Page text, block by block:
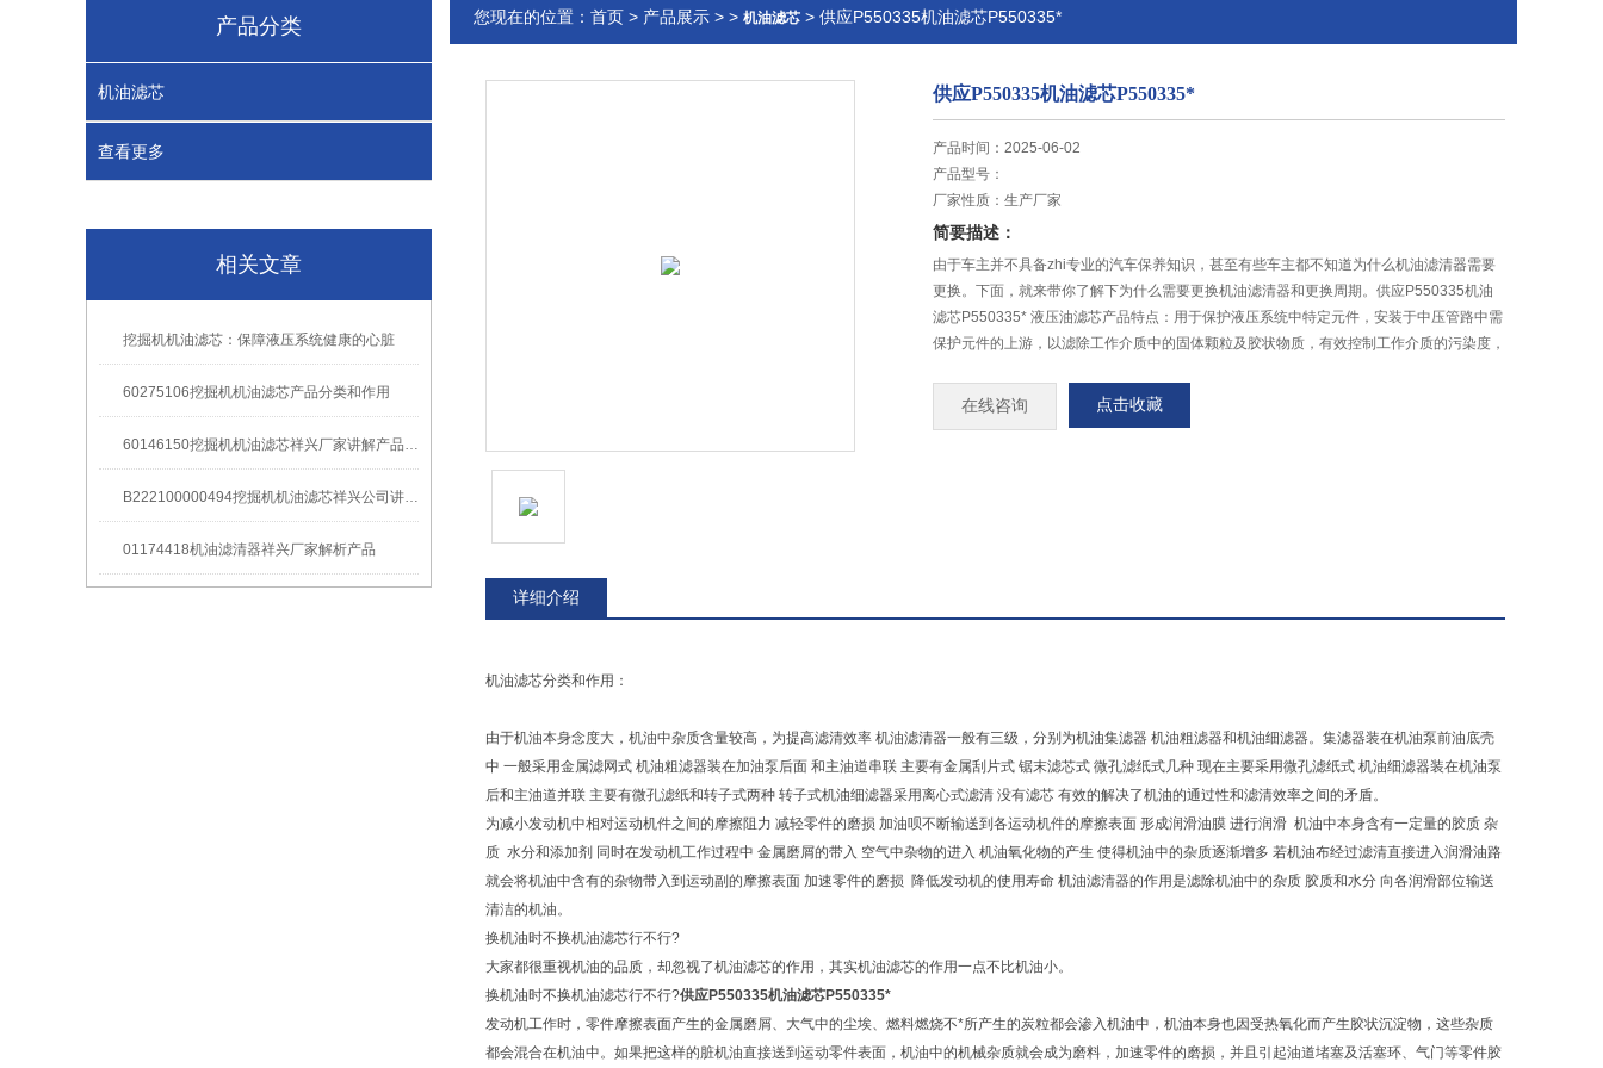
产品分类
机油滤芯
查看更多
相关文章
挖掘机机油滤芯：保障液压系统健康的心脏
60275106挖掘机机油滤芯产品分类和作用
60146150挖掘机机油滤芯祥兴厂家讲解产品更换周期
B222100000494挖掘机机油滤芯祥兴公司讲解产品更换周期
01174418机油滤清器祥兴厂家解析产品
您现在的位置： 首页 > 产品展示 > > 机油滤芯 > 供应P550335机油滤芯P550335*
供应P550335机油滤芯P550335*
产品时间：2025-06-02
产品型号：
厂家性质： 生产厂家
简要描述：
由于车主并不具备zhi专业的汽车保养知识，甚至有些车主都不知道为什么机油滤清器需要
更换。下面，就来带你了解下为什么需要更换机油滤清器和更换周期。供应P550335机油
滤芯P550335* 液压油滤芯产品特点：用于保护液压系统中特定元件，安装于中压管路中需
保护元件的上游，以滤除工作介质中的固体颗粒及胶状物质，有效控制工作介质的污染度，
在线咨询 点击收藏
详细介绍
机油滤芯分类和作用：
由于机油本身念度大，机油中杂质含量较高，为提高滤清效率 机油滤清器一般有三级，分别为机油集滤器 机油粗滤器和机油细滤器。集滤器装在机油泵前油底壳
中 一般采用金属滤网式 机油粗滤器装在加油泵后面 和主油道串联 主要有金属刮片式 锯末滤芯式 微孔滤纸式几种 现在主要采用微孔滤纸式 机油细滤器装在机油泵
后和主油道并联 主要有微孔滤纸和转子式两种 转子式机油细滤器采用离心式滤清 没有滤芯 有效的解决了机油的通过性和滤清效率之间的矛盾。
为减小发动机中相对运动机件之间的摩擦阻力 减轻零件的磨损 加油呗不断输送到各运动机件的摩擦表面 形成润滑油膜 进行润滑 机油中本身含有一定量的胶质 杂
质 水分和添加剂 同时在发动机工作过程中 金属磨屑的带入 空气中杂物的进入 机油氧化物的产生 使得机油中的杂质逐渐增多 若机油布经过滤清直接进入润滑油路
就会将机油中含有的杂物带入到运动副的摩擦表面 加速零件的磨损 降低发动机的使用寿命 机油滤清器的作用是滤除机油中的杂质 胶质和水分 向各润滑部位输送
清洁的机油。
换机油时不换机油滤芯行不行?
大家都很重视机油的品质，却忽视了机油滤芯的作用，其实机油滤芯的作用一点不比机油小。
换机油时不换机油滤芯行不行?供应P550335机油滤芯P550335*
发动机工作时，零件摩擦表面产生的金属磨屑、大气中的尘埃、燃料燃烧不*所产生的炭粒都会渗入机油中，机油本身也因受热氧化而产生胶状沉淀物，这些杂质
都会混合在机油中。如果把这样的脏机油直接送到运动零件表面，机油中的机械杂质就会成为磨料，加速零件的磨损，并且引起油道堵塞及活塞环、气门等零件胶